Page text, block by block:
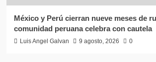
México y Perú cierran nueve meses de
comunidad peruana celebra con cautela
Luis Angel Galvan 9 agosto, 2026 0